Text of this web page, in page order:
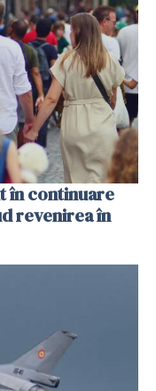
în continuare
revenirea în